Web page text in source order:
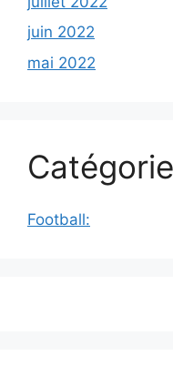
juin 2022
mai 2022
Football: